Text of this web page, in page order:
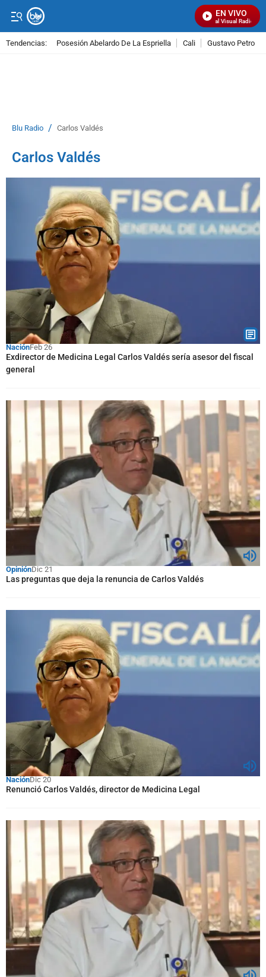
EN VIVO
Señal Visual Radio
Tendencias: Posesión Abelardo De La Espriella Cali Gustavo Petro
Blu Radio / Carlos Valdés
Carlos Valdés
NaciónFeb 26
Exdirector de Medicina Legal Carlos Valdés sería asesor del fiscal
general
OpiniónDic 21
Las preguntas que deja la renuncia de Carlos Valdés
NaciónDic 20
Renunció Carlos Valdés, director de Medicina Legal